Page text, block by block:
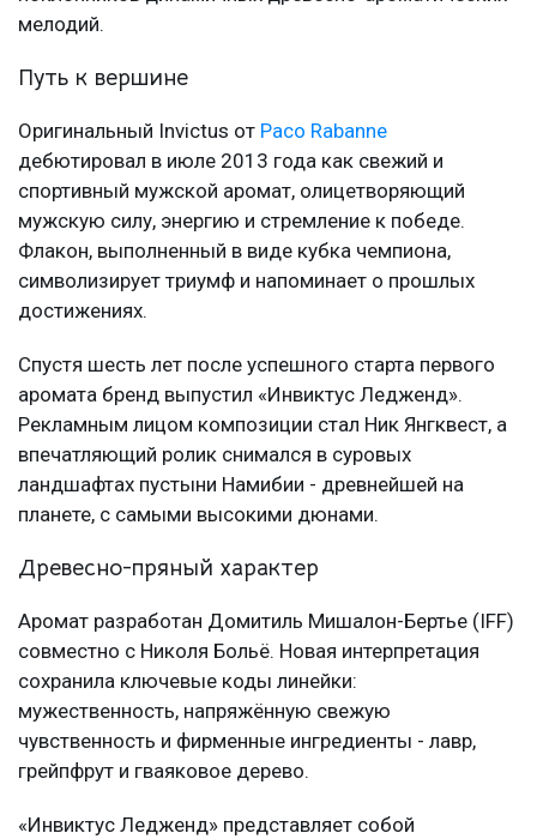
мелодий.
Путь к вершине
Оригинальный Invictus от Paco Rabanne
дебютировал в июле 2013 года как свежий и
спортивный мужской аромат, олицетворяющий
мужскую силу, энергию и стремление к победе.
Флакон, выполненный в виде кубка чемпиона,
символизирует триумф и напоминает о прошлых
достижениях.
Спустя шесть лет после успешного старта первого
аромата бренд выпустил «Инвиктус Ледженд».
Рекламным лицом композиции стал Ник Янгквест, а
впечатляющий ролик снимался в суровых
ландшафтах пустыни Намибии - древнейшей на
планете, с самыми высокими дюнами.
Древесно-пряный характер
Аромат разработан Домитиль Мишалон-Бертье (IFF)
совместно с Николя Больё. Новая интерпретация
сохранила ключевые коды линейки:
мужественность, напряжённую свежую
чувственность и фирменные ингредиенты - лавр,
грейпфрут и гваяковое дерево.
«Инвиктус Ледженд» представляет собой